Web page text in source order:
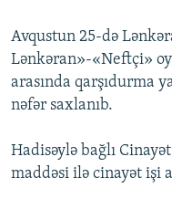
Avqustun 25-də
Lənkəran»-«Neftçi»
arasında qarşıdurma
nəfər saxlanıb.
Hadisəylə bağlı
maddəsi ilə cinayət işi